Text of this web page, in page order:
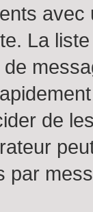
La
de
par